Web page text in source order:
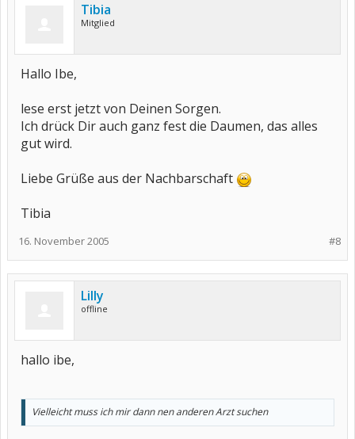
Tibia
Mitglied
Hallo Ibe,
lese erst jetzt von Deinen Sorgen.
Ich drück Dir auch ganz fest die Daumen, das alles
gut wird.
Liebe Grüße aus der Nachbarschaft
Tibia
#8
16. November 2005
Lilly
offline
hallo ibe,
Vielleicht muss ich mir dann nen anderen Arzt suchen